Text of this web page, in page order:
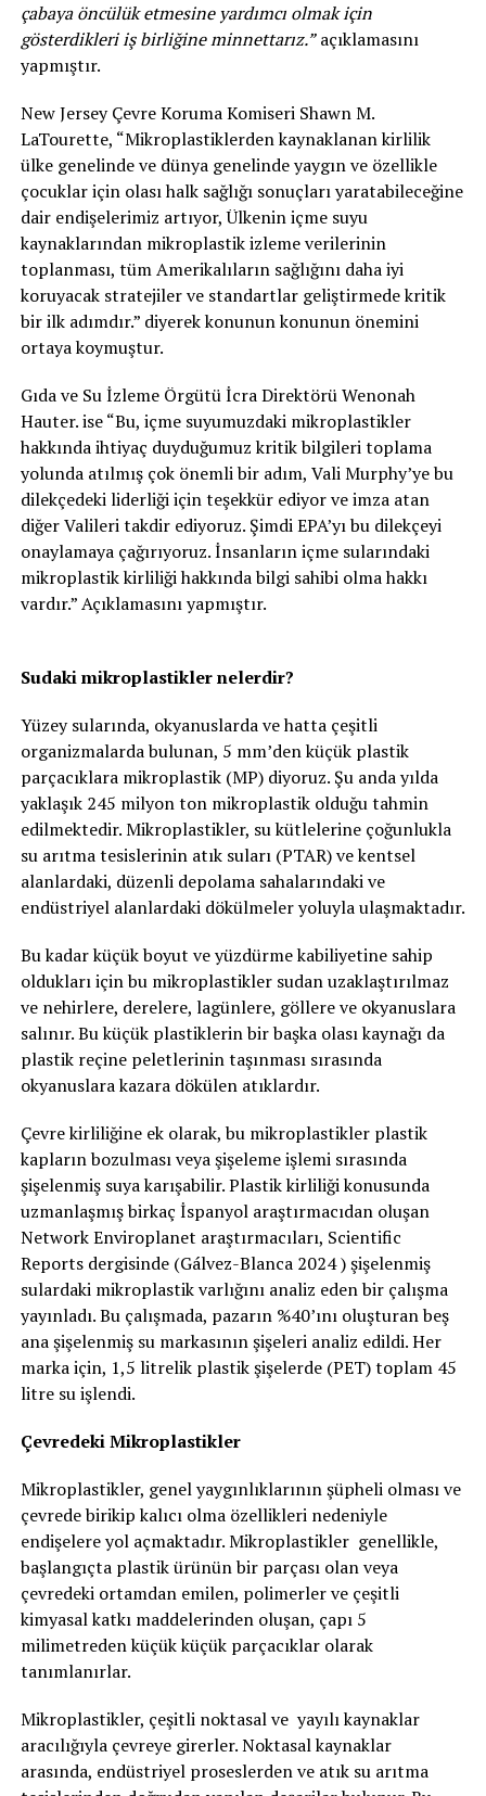
çabaya öncülük etmesine yardımcı olmak için
gösterdikleri iş birliğine minnettarız.”açıklamasını
yapmıştır.
New Jersey Çevre Koruma Komiseri Shawn M.
LaTourette, “Mikroplastiklerden kaynaklanan kirlilik
ülke genelinde ve dünya genelinde yaygın ve özellikle
çocuklar için olası halk sağlığı sonuçları yaratabileceğine
dair endişelerimiz artıyor, Ülkenin içme suyu
kaynaklarından mikroplastik izleme verilerinin
toplanması, tüm Amerikalıların sağlığını daha iyi
koruyacak stratejiler ve standartlar geliştirmede kritik
bir ilk adımdır.” diyerek konunun konunun önemini
ortaya koymuştur.
Gıda ve Su İzleme Örgütü İcra Direktörü Wenonah
Hauter. ise “Bu, içme suyumuzdaki mikroplastikler
hakkında ihtiyaç duyduğumuz kritik bilgileri toplama
yolunda atılmış çok önemli bir adım, Vali Murphy’ye bu
dilekçedeki liderliği için teşekkür ediyor ve imza atan
diğer Valileri takdir ediyoruz. Şimdi EPA’yı bu dilekçeyi
onaylamaya çağırıyoruz. İnsanların içme sularındaki
mikroplastik kirliliği hakkında bilgi sahibi olma hakkı
vardır.” Açıklamasını yapmıştır.
Sudaki mikroplastikler nelerdir?
Yüzey sularında, okyanuslarda ve hatta çeşitli
organizmalarda bulunan, 5 mm’den küçük plastik
parçacıklara mikroplastik (MP) diyoruz. Şu anda yılda
yaklaşık 245 milyon ton mikroplastik olduğu tahmin
edilmektedir. Mikroplastikler, su kütlelerine çoğunlukla
su arıtma tesislerinin atık suları (PTAR) ve kentsel
alanlardaki, düzenli depolama sahalarındaki ve
endüstriyel alanlardaki dökülmeler yoluyla ulaşmaktadır.
Bu kadar küçük boyut ve yüzdürme kabiliyetine sahip
oldukları için bu mikroplastikler sudan uzaklaştırılmaz
ve nehirlere, derelere, lagünlere, göllere ve okyanuslara
salınır. Bu küçük plastiklerin bir başka olası kaynağı da
plastik reçine peletlerinin taşınması sırasında
okyanuslara kazara dökülen atıklardır.
Çevre kirliliğine ek olarak, bu mikroplastikler plastik
kapların bozulması veya şişeleme işlemi sırasında
şişelenmiş suya karışabilir. Plastik kirliliği konusunda
uzmanlaşmış birkaç İspanyol araştırmacıdan oluşan
Network Enviroplanet araştırmacıları, Scientific
Reports dergisinde (Gálvez-Blanca 2024 ) şişelenmiş
sulardaki mikroplastik varlığını analiz eden bir çalışma
yayınladı. Bu çalışmada, pazarın %40’ını oluşturan beş
ana şişelenmiş su markasının şişeleri analiz edildi. Her
marka için, 1,5 litrelik plastik şişelerde (PET) toplam 45
litre su işlendi.
Çevredeki Mikroplastikler
Mikroplastikler, genel yaygınlıklarının şüpheli olması ve
çevrede birikip kalıcı olma özellikleri nedeniyle
endişelere yol açmaktadır. Mikroplastikler genellikle,
başlangıçta plastik ürünün bir parçası olan veya
çevredeki ortamdan emilen, polimerler ve çeşitli
kimyasal katkı maddelerinden oluşan, çapı 5
milimetreden küçük küçük parçacıklar olarak
tanımlanırlar.
Mikroplastikler, çeşitli noktasal ve yayılı kaynaklar
aracılığıyla çevreye girerler. Noktasal kaynaklar
arasında, endüstriyel proseslerden ve atık su arıtma